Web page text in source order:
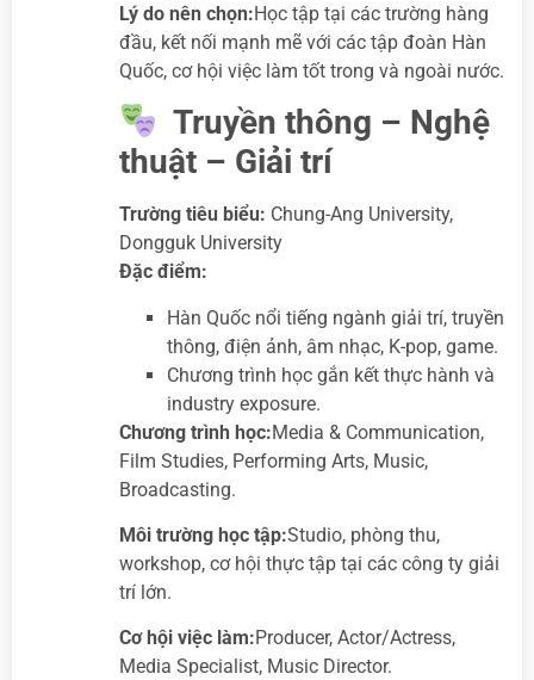
Lý do nên chọn:Học tập tại các trường hàng
đầu, kết nối mạnh mẽ với các tập đoàn Hàn
Quốc, cơ hội việc làm tốt trong và ngoài nước.
Truyền thông – Nghệ
thuật – Giải trí
Trường tiêu biểu: Chung-Ang University,
Dongguk University
Đặc điểm:
Hàn Quốc nổi tiếng ngành giải trí, truyền
thông, điện ảnh, âm nhạc, K-pop, game.
Chương trình học gắn kết thực hành và
industry exposure.
Chương trình học:Media & Communication,
Film Studies, Performing Arts, Music,
Broadcasting.
Môi trường học tập:Studio, phòng thu,
workshop, cơ hội thực tập tại các công ty giải
trí lớn.
Cơ hội việc làm:Producer, Actor/Actress,
Media Specialist, Music Director.